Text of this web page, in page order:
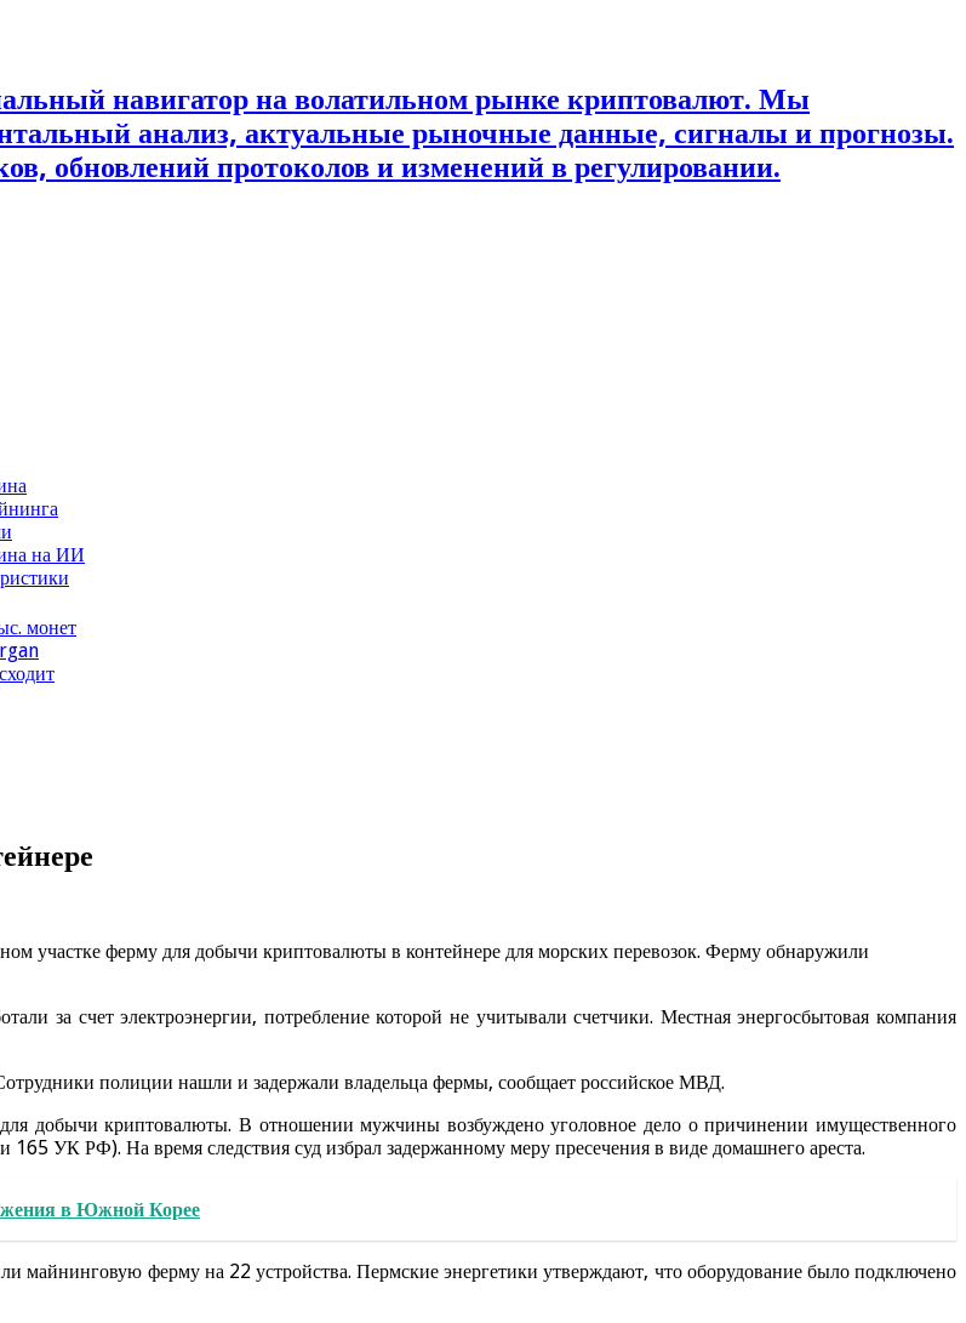
навигатор на волатильном рынке криптовалют. Мы
анализ, актуальные рыночные данные, сигналы и прогнозы.
обновлений протоколов и изменений в регулировании.
на ИИ
монет
участке ферму для добычи криптовалюты в контейнере для морских перевозок. Ферму обнаружили
за счет электроэнергии, потребление которой не учитывали счетчики. Местная энергосбытовая компания
полиции нашли и задержали владельца фермы, сообщает российское МВД.
добычи криптовалюты. В отношении мужчины возбуждено уголовное дело о причинении имущественного
УК РФ). На время следствия суд избрал задержанному меру пресечения в виде домашнего ареста.
в Южной Корее
майнинговую ферму на 22 устройства. Пермские энергетики утверждают, что оборудование было подключено